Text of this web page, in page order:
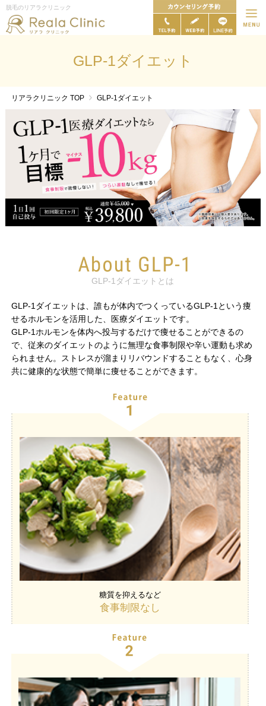
脱毛のリアラクリニック
GLP-1ダイエット
リアラクリニック TOP GLP-1ダイエット
GLP-1ダイエットとは
GLP-1ダイエットは、誰もが体内でつくっているGLP-1という痩
せるホルモンを活用した、医療ダイエットです。
GLP-1ホルモンを体内へ投与するだけで痩せることができるの
で、従来のダイエットのように無理な食事制限や辛い運動も求め
られません。ストレスが溜まりリバウンドすることもなく、心身
共に健康的な状態で簡単に痩せることができます。
糖質を抑えるなど
食事制限なし